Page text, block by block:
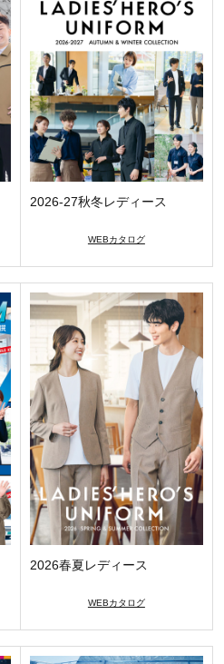
2026-27秋冬レディース
WEBカタログ
2026春夏レディース
WEBカタログ